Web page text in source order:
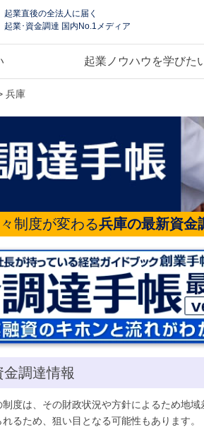
起業直後の全法人に届く
起業･資金調達 国内No.1メディア
起業ノウハウを学びた
兵庫
制度が変わる兵庫の最新資金
調達情報
度は、その財政状況や方針によるため地
るため、狙い目となる可能性もあります。